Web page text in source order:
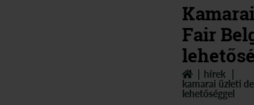
Fair
hírek
kamarai üzleti
lehetőséggel